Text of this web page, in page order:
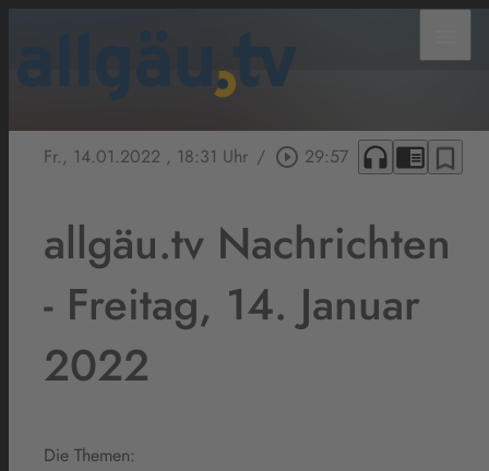
Fr., 14.01.2022 , 18:31 Uhr / play_circle_outline 29:57 headphones chrome_reader_mode bookmark_border
allgäu.tv Nachrichten
- Freitag, 14. Januar
2022
Die Themen: